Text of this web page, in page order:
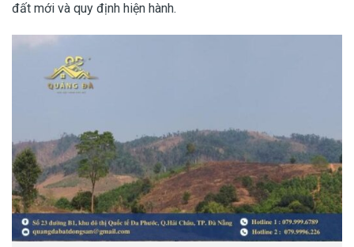
đất mới và quy định hiện hành.